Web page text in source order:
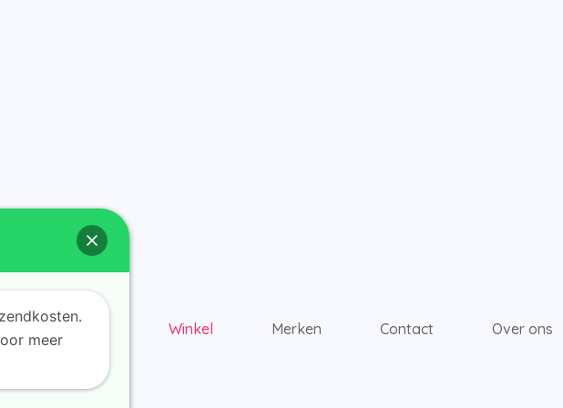
Winkel Merken Contact Over ons
meer